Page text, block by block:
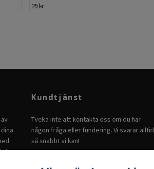
29 kr
har
Kundtjänst
Tveka inte att kontakta oss om du har
någon fråga eller fundering. Vi svarar alltid
så snabbt vi kan!